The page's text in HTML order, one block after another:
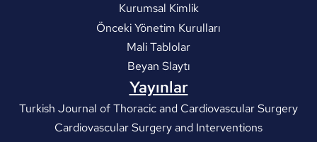
Kurumsal Kimlik
Önceki Yönetim Kurulları
Mali Tablolar
Beyan Slaytı
Yayınlar
Turkish Journal of Thoracic and Cardiovascular Surgery
Cardiovascular Surgery and Interventions